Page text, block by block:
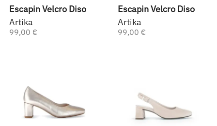
Escapin Velcro Diso
Artika
99,00 €
Escapin Velcro Diso
Artika
99,00 €